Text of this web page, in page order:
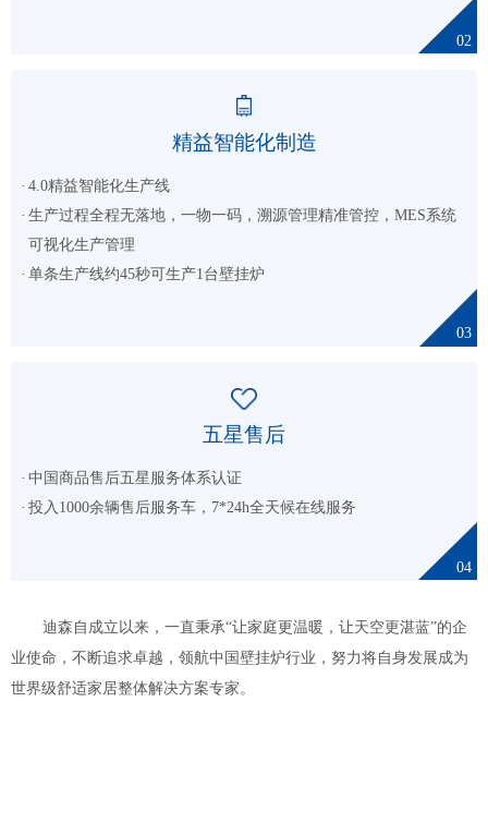
02
03
精益智能化制造
4.0精益智能化生产线
生产过程全程无落地，一物一码，溯源管理精准管控，MES系统
可视化生产管理
单条生产线约45秒可生产1台壁挂炉
04
五星售后
中国商品售后五星服务体系认证
投入1000余辆售后服务车，7*24h全天候在线服务
迪森自成立以来，一直秉承“让家庭更温暖，让天空更湛蓝”的企
业使命，不断追求卓越，领航中国壁挂炉行业，努力将自身发展成为
世界级舒适家居整体解决方案专家。